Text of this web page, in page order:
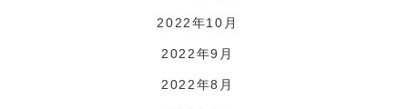
2022年10月
2022年9月
2022年8月